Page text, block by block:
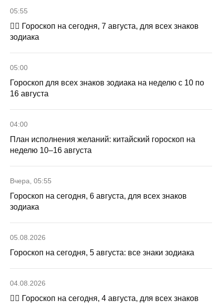
05:55
🧙‍♀ Гороскоп на сегодня, 7 августа, для всех знаков
зодиака
05:00
Гороскоп для всех знаков зодиака на неделю с 10 по
16 августа
04:00
План исполнения желаний: китайский гороскоп на
неделю 10–16 августа
Вчера, 05:55
Гороскоп на сегодня, 6 августа, для всех знаков
зодиака
05.08.2026
Гороскоп на сегодня, 5 августа: все знаки зодиака
04.08.2026
🧙‍♀ Гороскоп на сегодня, 4 августа, для всех знаков